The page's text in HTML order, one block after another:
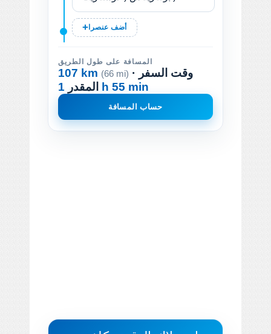
أضف عنصرا
المسافة على طول الطريق
107 km (66 mi) · وقت السفر
المقدر 1 h 55 min
حساب المسافة